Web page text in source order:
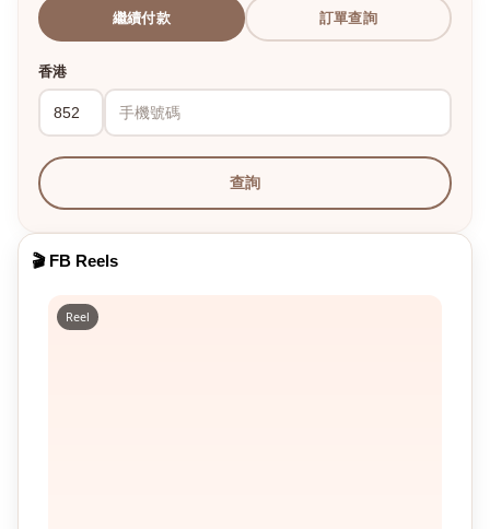
繼續付款 訂單查詢
香港
查詢
🎬 FB Reels
Reel